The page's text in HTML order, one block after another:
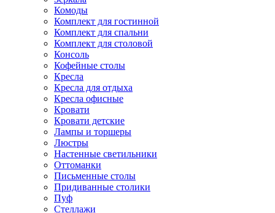
Комоды
Комплект для гостинной
Комплект для спальни
Комплект для столовой
Консоль
Кофейные столы
Кресла
Кресла для отдыха
Кресла офисные
Кровати
Кровати детские
Лампы и торшеры
Люстры
Настенные светильники
Оттоманки
Письменные столы
Придиванные столики
Пуф
Стеллажи